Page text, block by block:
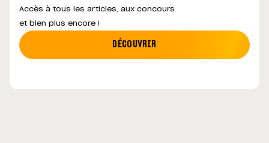
Accès à tous les articles, aux concours
et bien plus encore !
DÉCOUVRIR